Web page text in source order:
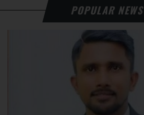
POPULAR NEWS